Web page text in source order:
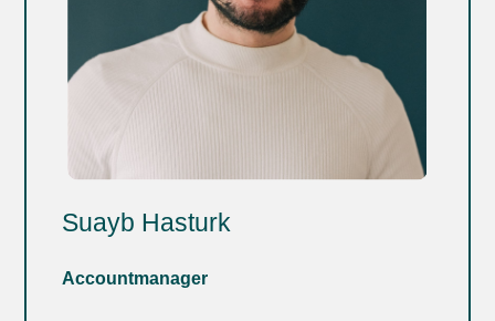
Suayb Hasturk
Accountmanager